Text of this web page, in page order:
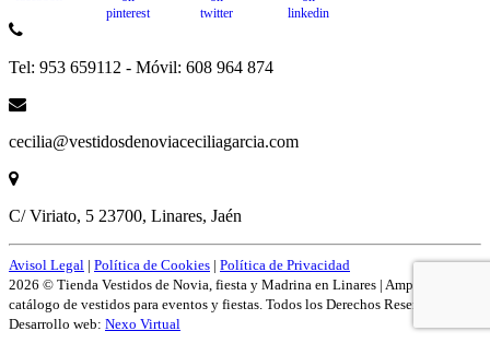
Tel: 953 659112 - Móvil: 608 964 874
cecilia@vestidosdenoviaceciliagarcia.com
C/ Viriato, 5 23700, Linares, Jaén
Avisol Legal | Política de Cookies | Política de Privacidad
2026 © Tienda Vestidos de Novia, fiesta y Madrina en Linares | Amplío
catálogo de vestidos para eventos y fiestas. Todos los Derechos Reservados.
Desarrollo web: Nexo Virtual